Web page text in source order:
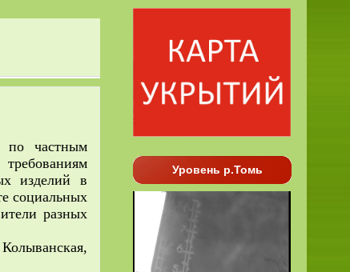
по частным
изделий в
социальных
разных
Уровень р.Томь